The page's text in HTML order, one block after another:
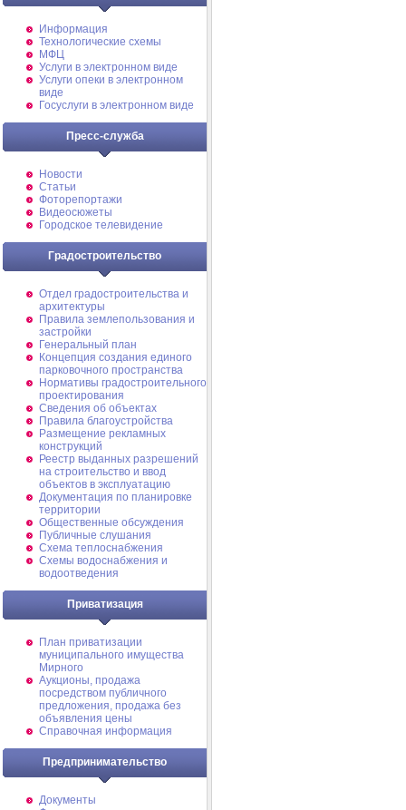
Информация
Технологические схемы
МФЦ
Услуги в электронном виде
Услуги опеки в электронном
виде
Госуслуги в электронном виде
Пресс-служба
Новости
Статьи
Фоторепортажи
Видеосюжеты
Городское телевидение
Градостроительство
Отдел градостроительства и
архитектуры
Правила землепользования и
застройки
Генеральный план
Концепция создания единого
парковочного пространства
Нормативы градостроительного
проектирования
Сведения об объектах
Правила благоустройства
Размещение рекламных
конструкций
Реестр выданных разрешений
на строительство и ввод
объектов в эксплуатацию
Документация по планировке
территории
Общественные обсуждения
Публичные слушания
Схема теплоснабжения
Схемы водоснабжения и
водоотведения
Приватизация
План приватизации
муниципального имущества
Мирного
Аукционы, продажа
посредством публичного
предложения, продажа без
объявления цены
Справочная информация
Предпринимательство
Документы